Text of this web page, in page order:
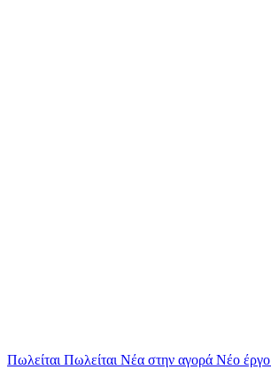
Πωλείται Πωλείται Νέα στην αγορά Νέο έργο